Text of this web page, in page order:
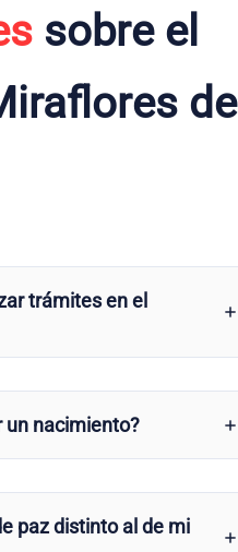
sobre el
de
trámites en el
un nacimiento?
paz distinto al de mi